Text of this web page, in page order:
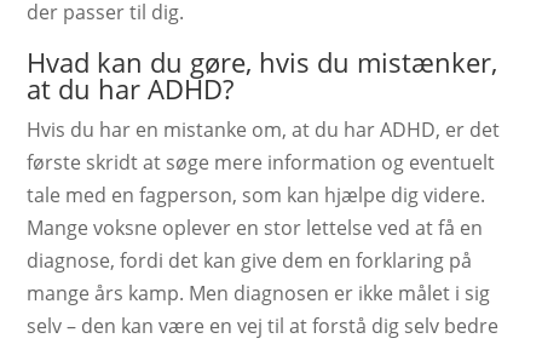
der passer til dig.
Hvad kan du gøre, hvis du mistænker,
at du har ADHD?
Hvis du har en mistanke om, at du har ADHD, er det
første skridt at søge mere information og eventuelt
tale med en fagperson, som kan hjælpe dig videre.
Mange voksne oplever en stor lettelse ved at få en
diagnose, fordi det kan give dem en forklaring på
mange års kamp. Men diagnosen er ikke målet i sig
selv – den kan være en vej til at forstå dig selv bedre